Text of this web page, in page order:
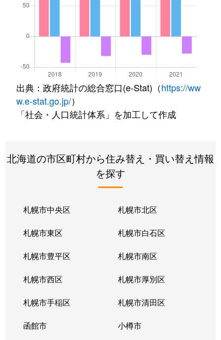
出典：政府統計の総合窓口(e-Stat)（https://ww
w.e-stat.go.jp/）
「社会・人口統計体系」を加工して作成
北海道の市区町村から住み替え・買い替え情報
を探す
札幌市中央区 札幌市北区
札幌市東区 札幌市白石区
札幌市豊平区 札幌市南区
札幌市西区 札幌市厚別区
札幌市手稲区 札幌市清田区
函館市 小樽市